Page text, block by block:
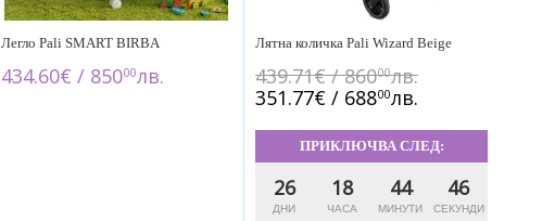
Легло Pali SMART BIRBA
434.60€ / 85000лв.
Лятна количка Pali Wizard Beige
439.71€ / 86000лв.
351.77€ / 68800лв.
ПРИКЛЮЧВА СЛЕД:
26 18 44 45